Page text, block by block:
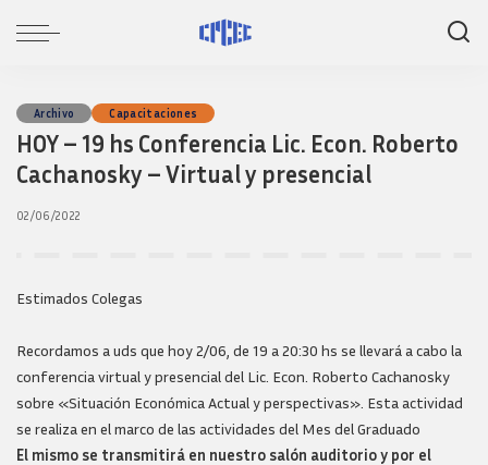
Archivo Capacitaciones
HOY – 19 hs Conferencia Lic. Econ. Roberto
Cachanosky – Virtual y presencial
02/06/2022
Estimados Colegas
Recordamos a uds que hoy 2/06, de 19 a 20:30 hs se llevará a cabo la
conferencia virtual y presencial del Lic. Econ. Roberto Cachanosky
sobre «Situación Económica Actual y perspectivas». Esta actividad
se realiza en el marco de las actividades del Mes del Graduado
El mismo se transmitirá en nuestro salón auditorio y por el